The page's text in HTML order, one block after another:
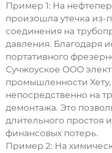
Пример 1: На
произошла утечка из-
соединения на
давления. Благодаря
портативного
Сучжоуское ООО
промышленности
непосредственно на
демонтажа. Это
длительного простоя
финансовых потерь.
Пример 2: На